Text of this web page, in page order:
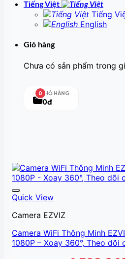
Tiếng Việt
Tiếng
English
Giỏ hàng
Chưa có sản phẩm trong
0 GIỎ HÀNG
0đ
Quick View
Camera EZVIZ
Camera WiFi Thông Minh
1080P – Xoay 360°, Theo dõi